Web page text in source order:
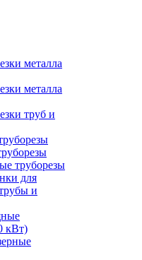
металла
металла
труб и
труборезы
для
и
кВт)